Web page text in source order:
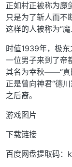
正如村正被称为魔
只是为了斩人而不
这样的人被称为“魔
时值1939年，极东
一位男子来到了帝
其名为幸秋——“真
正是曾向神君“德
之后裔。
游戏图片
下载链接
百度网盘提取码：